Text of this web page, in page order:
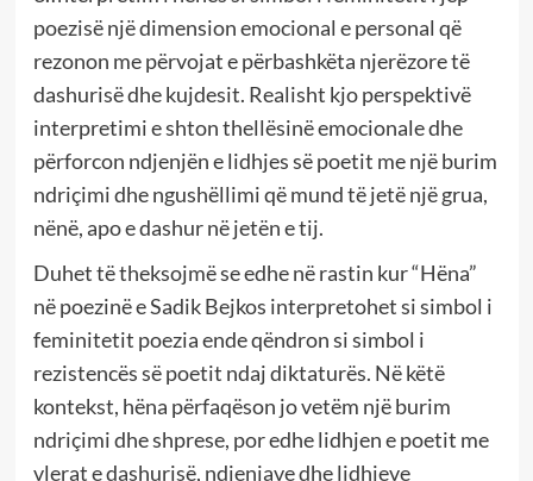
poezisë një dimension emocional e personal që
rezonon me përvojat e përbashkëta njerëzore të
dashurisë dhe kujdesit. Realisht kjo perspektivë
interpretimi e shton thellësinë emocionale dhe
përforcon ndjenjën e lidhjes së poetit me një burim
ndriçimi dhe ngushëllimi që mund të jetë një grua,
nënë, apo e dashur në jetën e tij.
Duhet të theksojmë se edhe në rastin kur “Hëna”
në poezinë e Sadik Bejkos interpretohet si simbol i
feminitetit poezia ende qëndron si simbol i
rezistencës së poetit ndaj diktaturës. Në këtë
kontekst, hëna përfaqëson jo vetëm një burim
ndriçimi dhe shprese, por edhe lidhjen e poetit me
vlerat e dashurisë, ndjenjave dhe lidhjeve